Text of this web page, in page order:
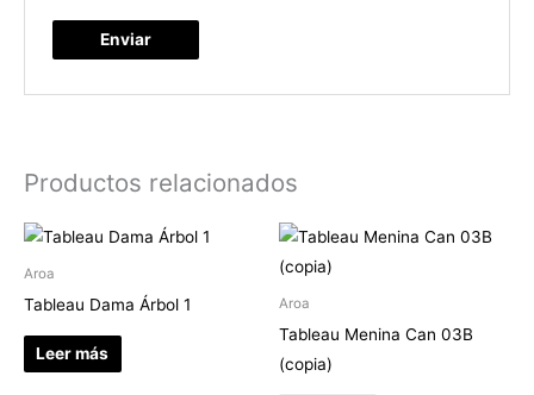
Productos relacionados
Aroa
Tableau Dama Árbol 1
Leer más
Aroa
Tableau Menina Can 03B
(copia)